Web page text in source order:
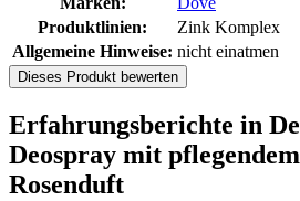
Produktlinien:
Zink Komplex
Allgemeine Hinweise: nicht einatmen
Dieses Produkt bewerten
Erfahrungsberichte in
Deospray mit
Rosenduft